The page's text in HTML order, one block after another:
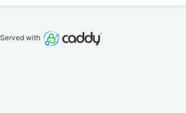
Served with